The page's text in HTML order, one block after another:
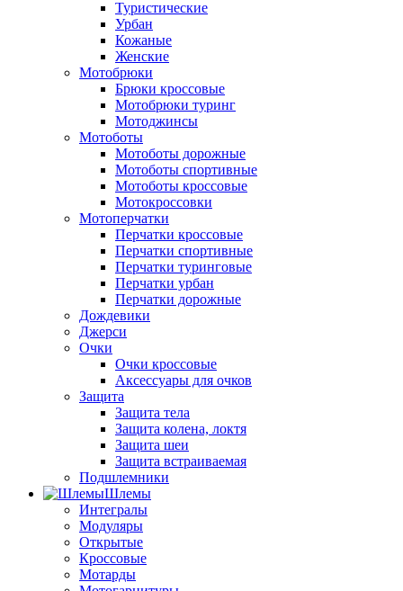
Туристические
Урбан
Кожаные
Женские
Мотобрюки
Брюки кроссовые
Мотобрюки туринг
Мотоджинсы
Мотоботы
Мотоботы дорожные
Мотоботы спортивные
Мотоботы кроссовые
Мотокроссовки
Мотоперчатки
Перчатки кроссовые
Перчатки спортивные
Перчатки туринговые
Перчатки урбан
Перчатки дорожные
Дождевики
Джерси
Очки
Очки кроссовые
Аксессуары для очков
Защита
Защита тела
Защита колена, локтя
Защита шеи
Защита встраиваемая
Подшлемники
Шлемы
Интегралы
Модуляры
Открытые
Кроссовые
Мотарды